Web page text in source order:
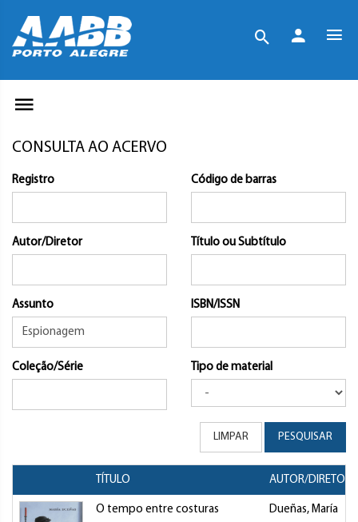
CONSULTA AO ACERVO
Registro Código de barras
Autor/Diretor Título ou Subtítulo
Assunto ISBN/ISSN
Coleção/Série Tipo de material
LIMPAR PESQUISAR
TÍTULO AUTOR/DIRETOR
O tempo entre costuras Dueñas, María